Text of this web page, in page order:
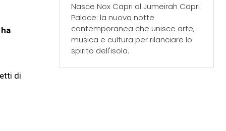
di
Nasce Nox Capri al Jumeirah Capri
Palace: la nuova notte
contemporanea che unisce arte,
musica e cultura per rilanciare lo
spirito dell'isola.